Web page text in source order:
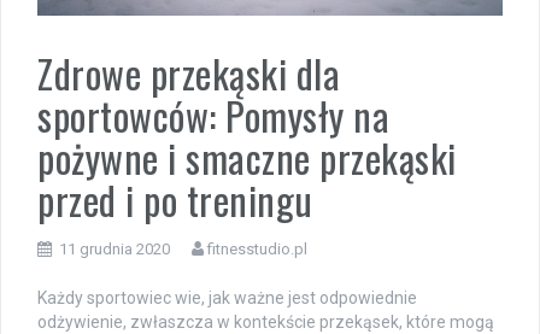
Zdrowe przekąski dla
sportowców: Pomysły na
pożywne i smaczne przekąski
przed i po treningu
11 grudnia 2020 fitnesstudio.pl
Każdy sportowiec wie, jak ważne jest odpowiednie
odżywienie, zwłaszcza w kontekście przekąsek, które mogą